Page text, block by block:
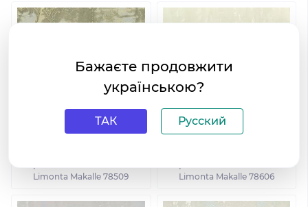
Limonta Makalle 78509
Limonta Makalle 78606
Бажаєте продовжити
українською?
ТАК Русский